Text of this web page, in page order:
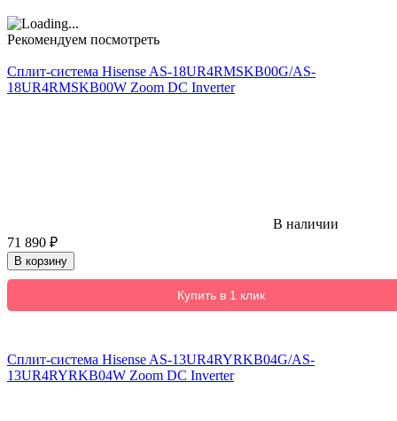
Рекомендуем посмотреть
Сплит-система Hisense AS-18UR4RMSKB00G/AS-
18UR4RMSKB00W Zoom DC Inverter
В наличии
71 890 ₽
В корзину
Купить в 1 клик
Сплит-система Hisense AS-13UR4RYRKB04G/AS-
13UR4RYRKB04W Zoom DC Inverter